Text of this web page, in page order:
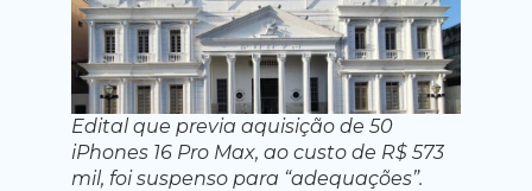
Edital que previa aquisição de 50
iPhones 16 Pro Max, ao custo de R$ 573
mil, foi suspenso para “adequações”.